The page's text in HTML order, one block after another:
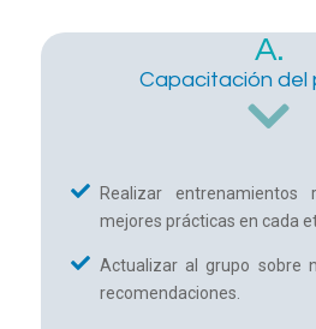
A.
Capacitación del
Realizar entrenamientos
mejores prácticas en cada
Actualizar al grupo sobre
recomendaciones.